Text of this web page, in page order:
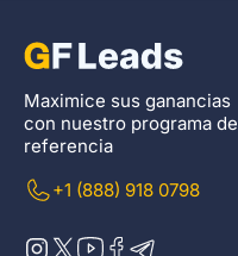
Maximice sus ganancias
con nuestro programa de
referencia
+1 (888) 918 0798